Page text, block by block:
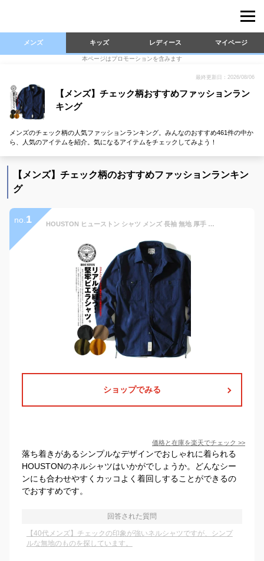
メンズ キッズ レディース マイページ
本ページはプロモーションを含みます
最終更新日：2026/08/06
【メンズ】チェック柄おすすめファッションラン
キング
メンズのチェック柄の人気ファッションランキング。みんなのおすすめ461件の中か
ら、人気のアイテムを紹介。気になるアイテムをチェックしてみよう！
【メンズ】チェック柄のおすすめファッションランキン
グ
no. 1 HOUSTON ヒューストン シャツ メンズ 長袖 無地 厚手 アメカジ 綿100% 長袖シャツ ネルシャツ ワーク 春 秋 冬 服 カジュアル ギフト sk
ショップでみる
価格と在庫を楽天でチェック >>
落ち着きがあるシンプルなデザインでおしゃれに着られる
HOUSTONのネルシャツはいかがでしょうか。どんなシー
ンにも合わせやすくカッコよく着回しすることができるの
でおすすめです。
回答された質問
【40代メンズ】チェックの印象が強いネルシャツですが、シンプ
ルな無地のものを探しています。